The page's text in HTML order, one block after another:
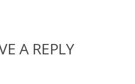
A REPLY